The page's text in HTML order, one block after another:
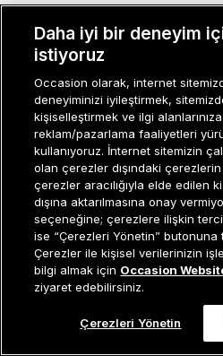
Müşteri İlişkileri0 850 800 01 20
MÜŞTERI İLIŞKILERI
KADIN KATEGORILER
GRUP MARKALAR
ERKEK KATEGORILER
Occasion bir EREN PERAKENDE
Daha iyi bir deneyim
istiyoruz
Occasion olarak, internet
deneyiminizi iyileştirmek,
kişiselleştirmek ve ilgi
reklam/pazarlama faaliyetleri
kullanıyoruz. İnternet sitemizin
olan çerezler dışındaki çerezlerin
çerezler aracılığıyla elde edilen
dışına aktarılmasına onay
seçeneğine; çerezlere ilişkin
ise “Çerezleri Yönetin” butonuna
Çerezler ile kişisel verilerinizin
bilgi almak için Occasion
ziyaret edebilirsiniz.
Çerezleri Yönetin